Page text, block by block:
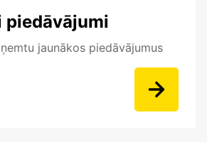
piedāvājumi
jaunākos piedāvājumus